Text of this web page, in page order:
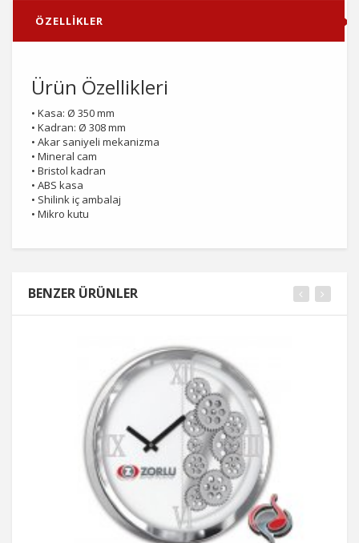
ÖZELLİKLER
Ürün Özellikleri
• Kasa: Ø 350 mm
• Kadran: Ø 308 mm
• Akar saniyeli mekanizma
• Mineral cam
• Bristol kadran
• ABS kasa
• Shilink iç ambalaj
• Mikro kutu
BENZER ÜRÜNLER